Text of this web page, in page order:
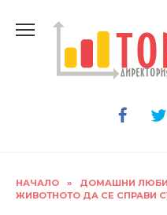
НАЧАЛО » ДОМАШНИ
ЖИВОТНОТО ДА СЕ СПРАВИ